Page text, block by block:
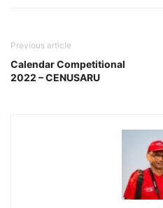
Previous article
Calendar Competitional
2022 – CENUSARU